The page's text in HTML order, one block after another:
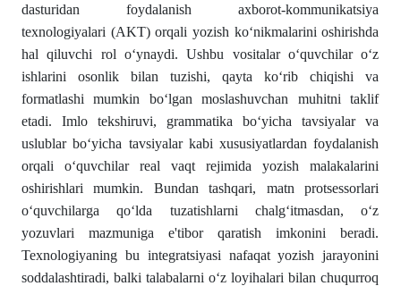
dasturidan foydalanish axborot-kommunikatsiya
texnologiyalari (AKT) orqali yozish koʻnikmalarini oshirishda
hal qiluvchi rol oʻynaydi. Ushbu vositalar oʻquvchilar oʻz
ishlarini osonlik bilan tuzishi, qayta koʻrib chiqishi va
formatlashi mumkin boʻlgan moslashuvchan muhitni taklif
etadi. Imlo tekshiruvi, grammatika boʻyicha tavsiyalar va
uslublar boʻyicha tavsiyalar kabi xususiyatlardan foydalanish
orqali oʻquvchilar real vaqt rejimida yozish malakalarini
oshirishlari mumkin. Bundan tashqari, matn protsessorlari
oʻquvchilarga qoʻlda tuzatishlarni chalgʻitmasdan, oʻz
yozuvlari mazmuniga e'tibor qaratish imkonini beradi.
Texnologiyaning bu integratsiyasi nafaqat yozish jarayonini
soddalashtiradi, balki talabalarni oʻz loyihalari bilan chuqurroq